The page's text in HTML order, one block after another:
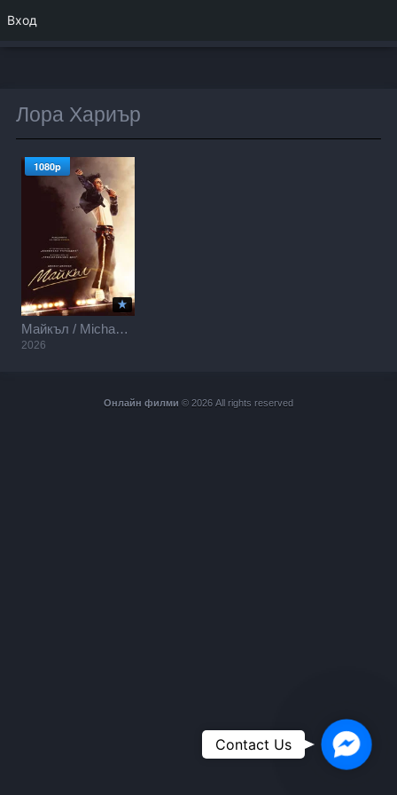
Лора Хариър
Майкъл / Michael (2026)
2026
1080p
Онлайн филми © 2026 All rights reserved
Вход
Contact Us